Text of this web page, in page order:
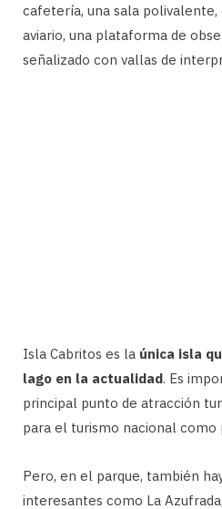
cafetería, una sala
aviario, una plataforma de
señalizado con vallas de
Isla Cabritos es la única isla
lago en la actualidad. Es
principal punto de atracción
para el turismo nacional
Pero, en el parque, también
interesantes como La